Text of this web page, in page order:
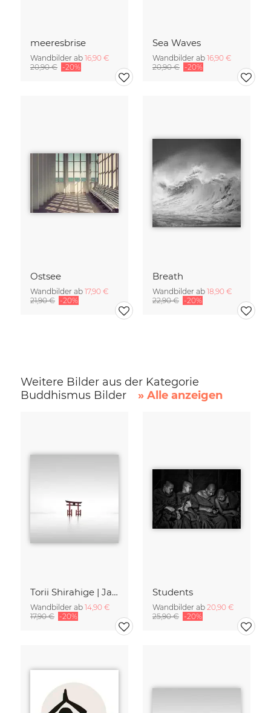
meeresbrise
Wandbilder ab 16,90 €
20,90 € -20%
Sea Waves
Wandbilder ab 16,90 €
20,90 € -20%
Ostsee
Wandbilder ab 17,90 €
21,90 € -20%
Breath
Wandbilder ab 18,90 €
22,90 € -20%
Weitere Bilder aus der Kategorie
Buddhismus Bilder
» Alle anzeigen
Torii Shirahige | Japan
Wandbilder ab 14,90 €
17,90 € -20%
Students
Wandbilder ab 20,90 €
25,90 € -20%